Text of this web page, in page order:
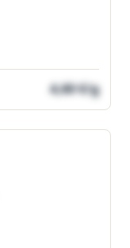
4,60 €/g